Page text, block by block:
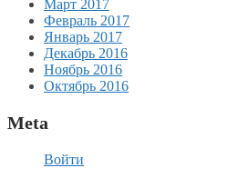
Март 2017
Февраль 2017
Январь 2017
Декабрь 2016
Ноябрь 2016
Октябрь 2016
Meta
Войти